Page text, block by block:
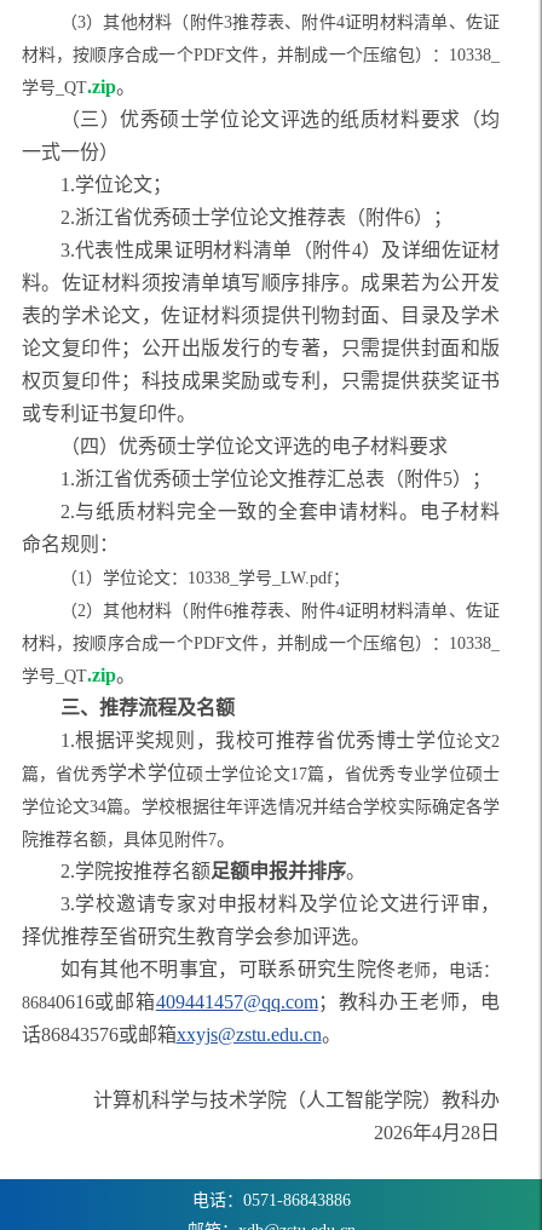
（3）其他材料（附件3推荐表、附件4证明材料清单、佐证
材料，按顺序合成一个PDF文件，并制成一个压缩包）：10338_
学号_QT.zip。
（三）优秀硕士学位论文评选的纸质材料要求（均
一式一份）
1.学位论文；
2.浙江省优秀硕士学位论文推荐表（附件6）；
3.代表性成果证明材料清单（附件4）及详细佐证材
料。佐证材料须按清单填写顺序排序。成果若为公开发
表的学术论文，佐证材料须提供刊物封面、目录及学术
论文复印件；公开出版发行的专著，只需提供封面和版
权页复印件；科技成果奖励或专利，只需提供获奖证书
或专利证书复印件。
（四）优秀硕士学位论文评选的电子材料要求
1.浙江省优秀硕士学位论文推荐汇总表（附件5）；
2.与纸质材料完全一致的全套申请材料。电子材料
命名规则：
（1）学位论文：10338_学号_LW.pdf；
（2）其他材料（附件6推荐表、附件4证明材料清单、佐证
材料，按顺序合成一个PDF文件，并制成一个压缩包）：10338_
学号_QT.zip。
三、推荐流程及名额
1.根据评奖规则 ，我校可推荐省优秀博士学位论文2
篇，省优秀学术学位硕士学位论文17篇 ， 省优秀专业学位硕士
学位论文34篇。学校根据往年评选情况并结合学校实际确定各学
院推荐名额，具体见附件7。
2.学院按推荐名额足额申报并排序。
3.学校邀请专家对申报材料及学位论文进行评审，
择优推荐至省研究生教育学会参加评选。
如有其他不明事宜，可联系研究生院佟老师，电话：
86840616或邮箱409441457@qq.com；教科办王老师，电
话86843576或邮箱xxyjs@zstu.edu.cn。
计算机科学与技术学院（人工智能学院）教科办
2026年4月 28 日
电话：0571-86843886